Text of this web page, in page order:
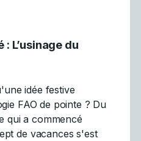
L’usinage du
idée festive
FAO de pointe ? Du
qui a commencé
de vacances s'est